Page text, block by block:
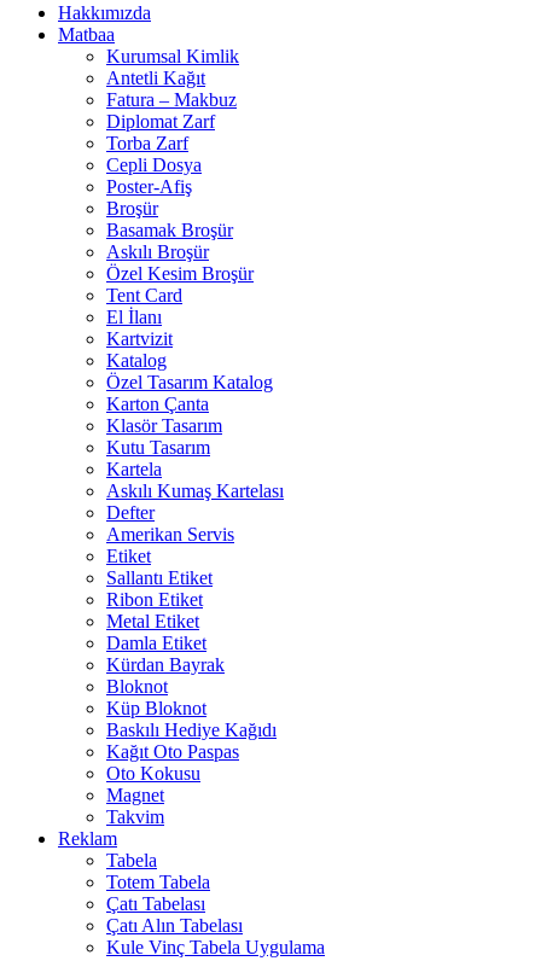
Hakkımızda
Matbaa
Kurumsal Kimlik
Antetli Kağıt
Fatura – Makbuz
Diplomat Zarf
Torba Zarf
Cepli Dosya
Poster-Afiş
Broşür
Basamak Broşür
Askılı Broşür
Özel Kesim Broşür
Tent Card
El İlanı
Kartvizit
Katalog
Özel Tasarım Katalog
Karton Çanta
Klasör Tasarım
Kutu Tasarım
Kartela
Askılı Kumaş Kartelası
Defter
Amerikan Servis
Etiket
Sallantı Etiket
Ribon Etiket
Metal Etiket
Damla Etiket
Kürdan Bayrak
Bloknot
Küp Bloknot
Baskılı Hediye Kağıdı
Kağıt Oto Paspas
Oto Kokusu
Magnet
Takvim
Reklam
Tabela
Totem Tabela
Çatı Tabelası
Çatı Alın Tabelası
Kule Vinç Tabela Uygulama